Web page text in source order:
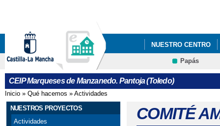
NUESTRO CENTRO
NUESTROS
Papás
CEIP Marqueses de Manzanedo. Pantoja (Toledo)
Se encuentra usted aquí
Inicio » Qué hacemos » Actividades
NUESTROS PROYECTOS
Actividades
COMITÉ